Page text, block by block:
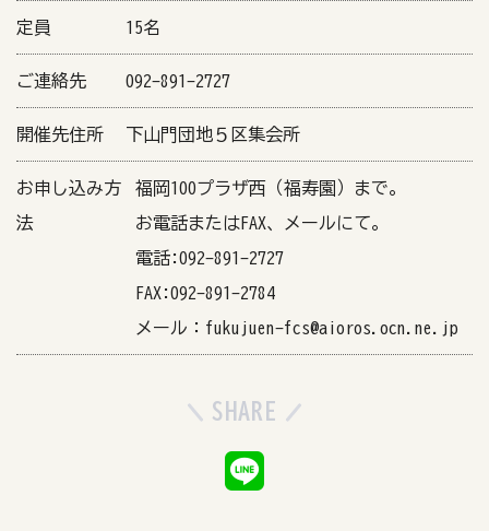
定員 15名
ご連絡先 092-891-2727
開催先住所 下山門団地５区集会所
お申し込み方
法
福岡100プラザ西（福寿園）まで。
お電話またはFAX、メールにて。
電話:092-891-2727
FAX:092-891-2784
メール：fukujuen-fcs@aioros.ocn.ne.jp
SHARE